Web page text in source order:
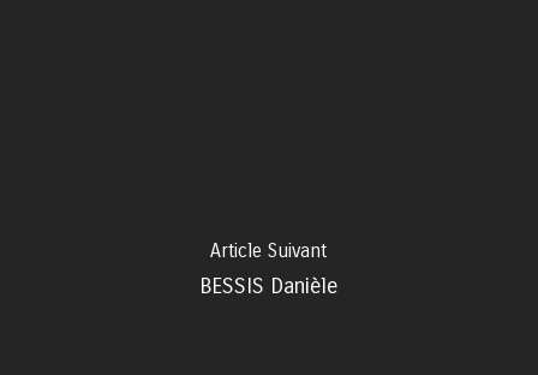
Article Suivant
BESSIS Danièle